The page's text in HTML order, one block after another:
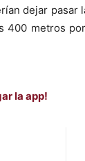
dejar pasar
400 metros
la app!